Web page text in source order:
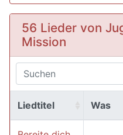
56 Lieder von
Mission
Liedtitel Was